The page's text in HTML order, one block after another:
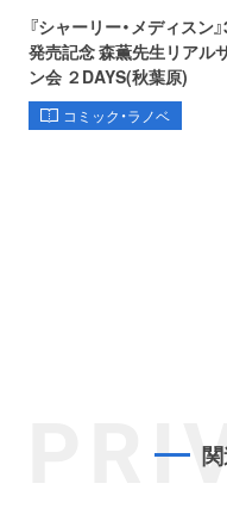
『シャーリー・メディスン
発売記念 森薫先生リアル
ン会 ２DAYS(秋葉原)
コミック・ラノベ